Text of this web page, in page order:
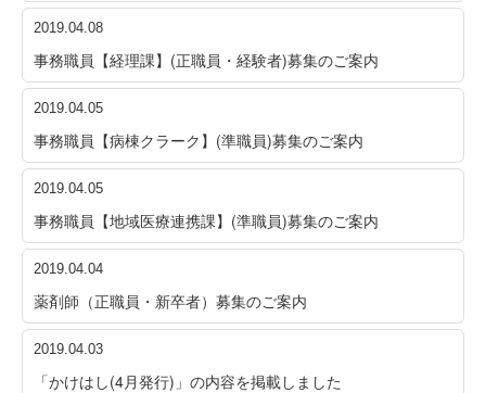
2019.04.08
事務職員【経理課】(正職員・経験者)募集のご案内
2019.04.05
事務職員【病棟クラーク】(準職員)募集のご案内
2019.04.05
事務職員【地域医療連携課】(準職員)募集のご案内
2019.04.04
薬剤師（正職員・新卒者）募集のご案内
2019.04.03
「かけはし(4月発行)」の内容を掲載しました